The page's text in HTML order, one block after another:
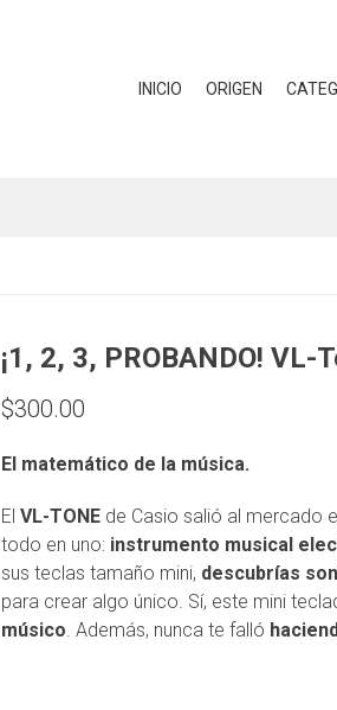
INICIO ORIGEN
¡1, 2, 3, PROBANDO! VL-
$300.00
El matemático de la música.
ElVL-TONE de Casio salió al mercado
todo en uno: instrumento musical
sus teclas tamaño mini, descubrías
para crear algo único. Sí, este mini
músico. Además, nunca te falló